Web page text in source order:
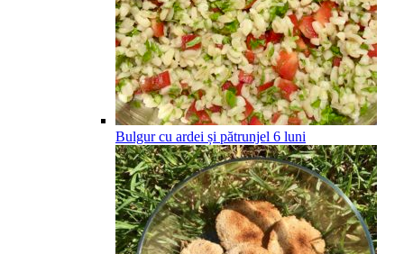
Bulgur cu ardei și pătrunjel 6 luni